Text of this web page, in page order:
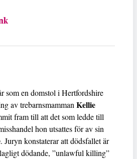
som en domstol i Hertfordshire
av trebarnsmammanKellie
fram till att det som ledde till
hon utsattes för av sin
. Juryn konstaterar att dödsfallet är
dödande, ”unlawful killing”